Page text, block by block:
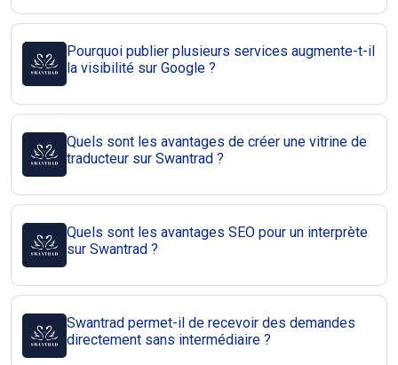
Pourquoi publier plusieurs services augmente-t-il
la visibilité sur Google ?
Quels sont les avantages de créer une vitrine de
traducteur sur Swantrad ?
Quels sont les avantages SEO pour un interprète
sur Swantrad ?
Swantrad permet-il de recevoir des demandes
directement sans intermédiaire ?